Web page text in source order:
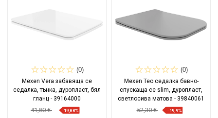
Сравнете
(0)
Mexen Vera забавяща се
седалка, тънка, дуропласт, бял
гланц - 39164000
41,80 € -19,88%
(0)
Mexen Teo седалка бавно-
спускаща се slim, дуропласт,
светлосива матова - 39840061
52,30 € -19,9%